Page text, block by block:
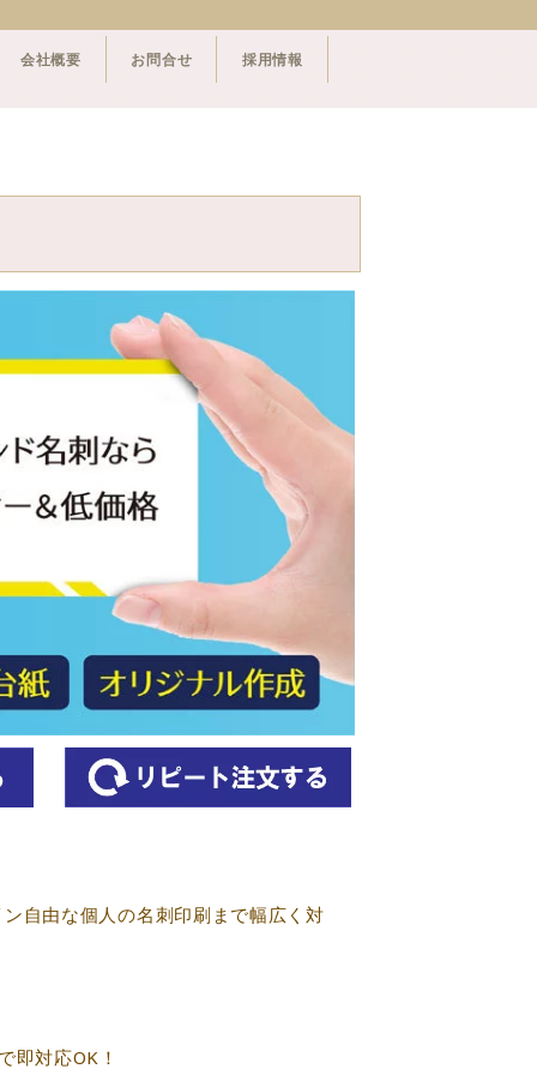
会社概要 お問合せ 採用情報
自由な個人の名刺印刷まで幅広く対
即対応OK！